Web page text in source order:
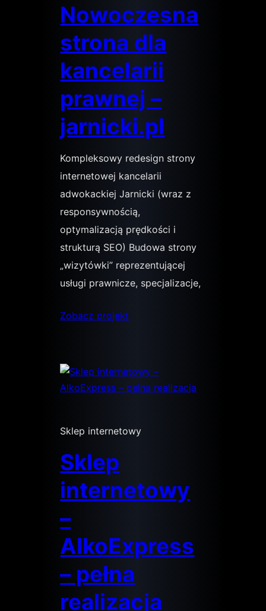
Nowoczesna
strona dla
kancelarii
prawnej –
jarnicki.pl
Kompleksowy redesign strony
internetowej kancelarii
adwokackiej Jarnicki (wraz z
responsywnością,
optymalizacją prędkości i
strukturą SEO) Budowa strony
„wizytówki” reprezentującej
usługi prawnicze, specjalizacje,
Zobacz projekt
Sklep internetowy
Sklep
internetowy
–
AlkoExpress
– pełna
realizacja